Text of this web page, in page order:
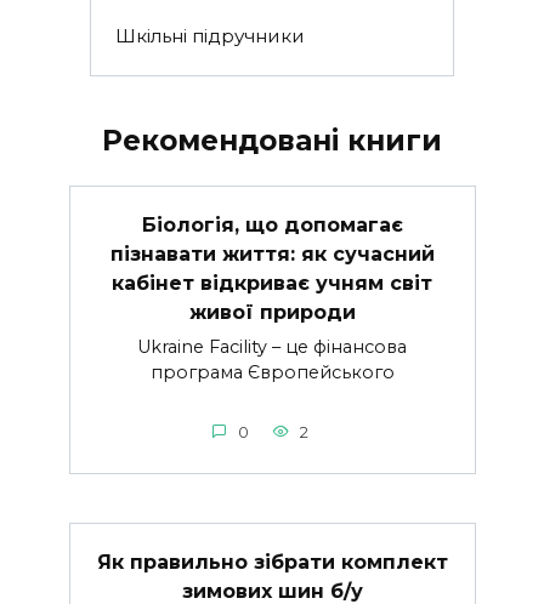
Шкільні підручники
Рекомендовані книги
Біологія, що допомагає
пізнавати життя: як сучасний
кабінет відкриває учням світ
живої природи
Ukraine Facility – це фінансова
програма Європейського
0 2
Як правильно зібрати комплект
зимових шин б/у